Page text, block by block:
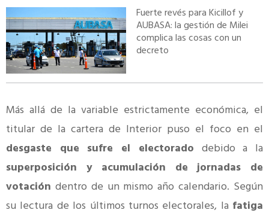
Fuerte revés para Kicillof y
AUBASA: la gestión de Milei
complica las cosas con un
decreto
Más allá de la variable estrictamente económica, el
titular de la cartera de Interior puso el foco en el
desgaste que sufre el electorado debido a la
superposición y acumulación de jornadas de
votación dentro de un mismo año calendario. Según
su lectura de los últimos turnos electorales, la fatiga